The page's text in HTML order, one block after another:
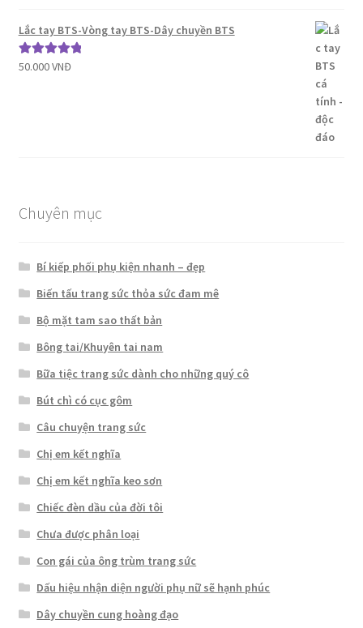
sao
Lắc tay BTS-Vòng tay BTS-Dây chuyền BTS
Được xếp
50.000VNĐ
Chuyên mục
Bí kiếp phối phụ kiện nhanh – đẹp
Biến tấu trang sức thỏa sức đam mê
Bộ mặt tam sao thất bản
Bông tai/Khuyên tai nam
Bữa tiệc trang sức dành cho những quý cô
Bút chì có cục gôm
Câu chuyện trang sức
Chị em kết nghĩa
Chị em kết nghĩa keo sơn
Chiếc đèn dầu của đời tôi
Chưa được phân loại
Con gái của ông trùm trang sức
Dấu hiệu nhận diện người phụ nữ sẽ hạnh phúc
Dây chuyền cung hoàng đạo